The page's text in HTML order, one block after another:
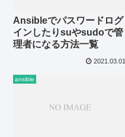
Ansibleでパスワードログ
インしたりsuやsudoで管
理者になる方法一覧
2021.03.01
ansible